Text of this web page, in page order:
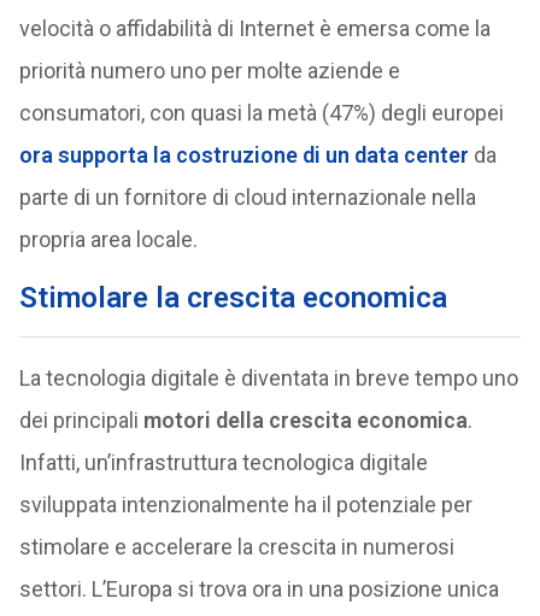
velocità o affidabilità di Internet è emersa come la
priorità numero uno per molte aziende e
consumatori, con quasi la metà (47%) degli europei
ora supporta la costruzione di un data center da
parte di un fornitore di cloud internazionale nella
propria area locale.
Stimolare la crescita economica
La tecnologia digitale è diventata in breve tempo uno
dei principali motori della crescita economica.
Infatti, un’infrastruttura tecnologica digitale
sviluppata intenzionalmente ha il potenziale per
stimolare e accelerare la crescita in numerosi
settori. L’Europa si trova ora in una posizione unica